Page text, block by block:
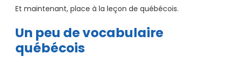
Et maintenant, place à la leçon de québécois.
Un peu de vocabulaire
québécois